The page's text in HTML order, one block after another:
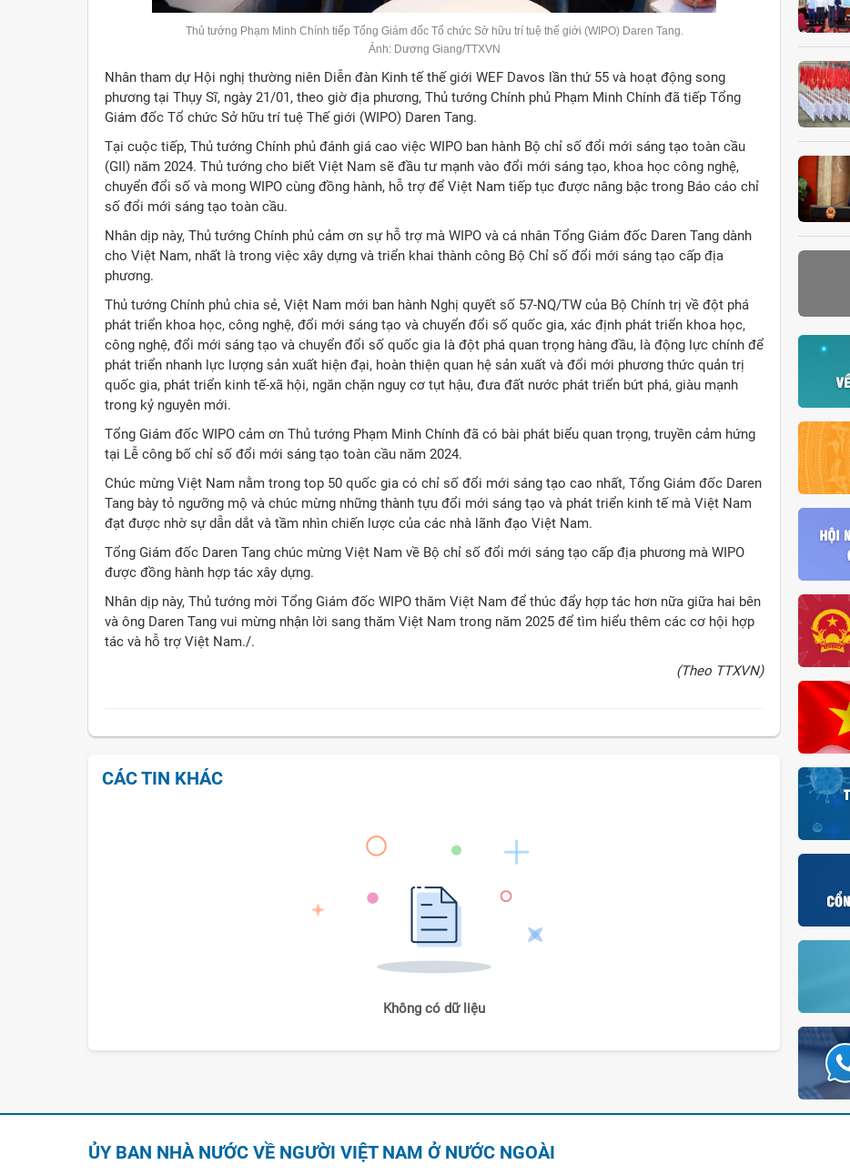
Thủ tướng Phạm Minh Chính tiếp Tổng Giám đốc Tổ chức Sở hữu trí tuệ thế giới (WIPO) Daren Tang.
Ảnh: Dương Giang/TTXVN
Nhân tham dự Hội nghị thường niên Diễn đàn Kinh tế thế giới WEF Davos lần thứ 55 và hoạt động song
phương tại Thụy Sĩ, ngày 21/01, theo giờ địa phương, Thủ tướng Chính phủ Phạm Minh Chính đã tiếp Tổng
Giám đốc Tổ chức Sở hữu trí tuệ Thế giới (WIPO) Daren Tang.
Tại cuộc tiếp, Thủ tướng Chính phủ đánh giá cao việc WIPO ban hành Bộ chỉ số đổi mới sáng tạo toàn cầu
(GII) năm 2024. Thủ tướng cho biết Việt Nam sẽ đầu tư mạnh vào đổi mới sáng tạo, khoa học công nghệ,
chuyển đổi số và mong WIPO cùng đồng hành, hỗ trợ để Việt Nam tiếp tục được nâng bậc trong Báo cáo chỉ
số đổi mới sáng tạo toàn cầu.
Nhân dịp này, Thủ tướng Chính phủ cảm ơn sự hỗ trợ mà WIPO và cá nhân Tổng Giám đốc Daren Tang dành
cho Việt Nam, nhất là trong việc xây dựng và triển khai thành công Bộ Chỉ số đổi mới sáng tạo cấp địa
phương.
Thủ tướng Chính phủ chia sẻ, Việt Nam mới ban hành Nghị quyết số 57-NQ/TW của Bộ Chính trị về đột phá
phát triển khoa học, công nghệ, đổi mới sáng tạo và chuyển đổi số quốc gia, xác định phát triển khoa học,
công nghệ, đổi mới sáng tạo và chuyển đổi số quốc gia là đột phá quan trọng hàng đầu, là động lực chính để
phát triển nhanh lực lượng sản xuất hiện đại, hoàn thiện quan hệ sản xuất và đổi mới phương thức quản trị
quốc gia, phát triển kinh tế-xã hội, ngăn chặn nguy cơ tụt hậu, đưa đất nước phát triển bứt phá, giàu mạnh
trong kỷ nguyên mới.
Tổng Giám đốc WIPO cảm ơn Thủ tướng Phạm Minh Chính đã có bài phát biểu quan trọng, truyền cảm hứng
tại Lễ công bố chỉ số đổi mới sáng tạo toàn cầu năm 2024.
Chúc mừng Việt Nam nằm trong top 50 quốc gia có chỉ số đổi mới sáng tạo cao nhất, Tổng Giám đốc Daren
Tang bày tỏ ngưỡng mộ và chúc mừng những thành tựu đổi mới sáng tạo và phát triển kinh tế mà Việt Nam
đạt được nhờ sự dẫn dắt và tầm nhìn chiến lược của các nhà lãnh đạo Việt Nam.
Tổng Giám đốc Daren Tang chúc mừng Việt Nam về Bộ chỉ số đổi mới sáng tạo cấp địa phương mà WIPO
được đồng hành hợp tác xây dựng.
Nhân dịp này, Thủ tướng mời Tổng Giám đốc WIPO thăm Việt Nam để thúc đẩy hợp tác hơn nữa giữa hai bên
và ông Daren Tang vui mừng nhận lời sang thăm Việt Nam trong năm 2025 để tìm hiểu thêm các cơ hội hợp
tác và hỗ trợ Việt Nam./.
(Theo TTXVN)
CÁC TIN KHÁC
Không có dữ liệu
ỦY BAN NHÀ NƯỚC VỀ NGƯỜI VIỆT NAM Ở NƯỚC NGOÀI